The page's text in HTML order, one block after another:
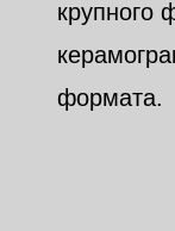
крупного
формата.